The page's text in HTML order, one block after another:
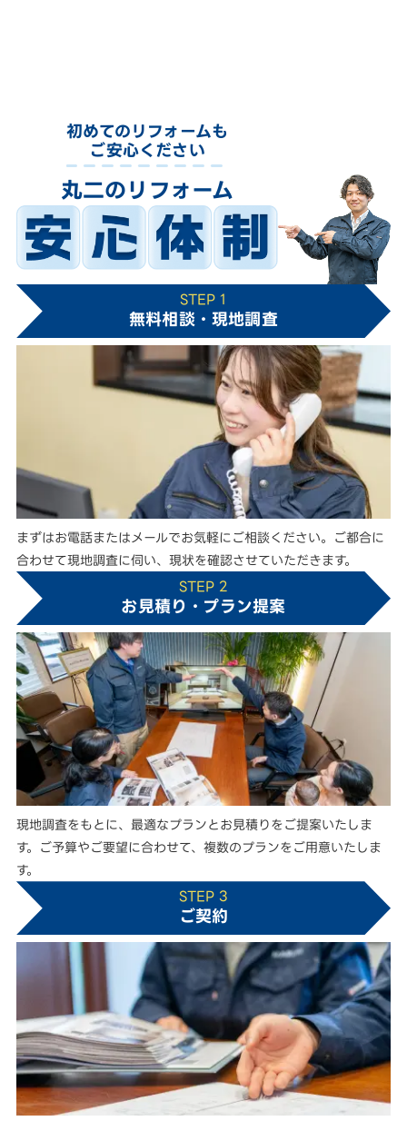
初めてのリフォームも
ご安心ください
丸二のリフォーム
STEP 1
無料相談・現地調査
まずはお電話またはメールでお気軽にご相談ください。ご都合に
合わせて現地調査に伺い、現状を確認させていただきます。
STEP 2
お見積り・プラン提案
現地調査をもとに、最適なプランとお見積りをご提案いたしま
す。ご予算やご要望に合わせて、複数のプランをご用意いたしま
す。
STEP 3
ご契約